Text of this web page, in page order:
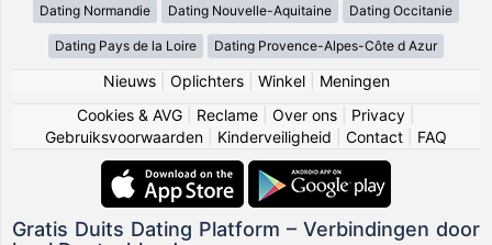
Dating Normandie Dating Nouvelle-Aquitaine Dating Occitanie
Dating Pays de la Loire Dating Provence-Alpes-Côte d Azur
Nieuws| Oplichters| Winkel| Meningen
Cookies & AVG
Reclame Over ons Privacy
Gebruiksvoorwaarden
Kinderveiligheid Contact FAQ
Gratis Duits Dating Platform – Verbindingen door